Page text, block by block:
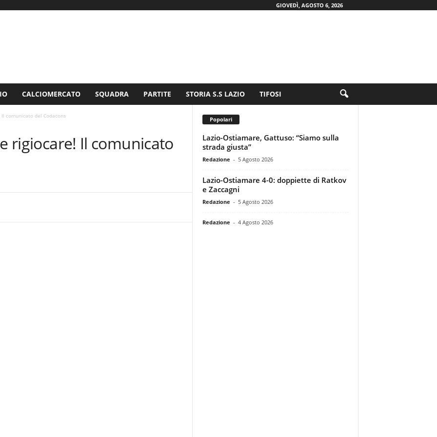
GIOVEDÌ, AGOSTO 6, 2026
CALCIOMERCATO SQUADRA PARTITE STORIA S.S LAZIO TIFOSI
comunicato del Codacons
rigiocare! Il comunicato
Popolari
Lazio-Ostiamare, Gattuso: “Siamo sulla
strada giusta”
Redazione - 5 Agosto 2026
Lazio-Ostiamare 4-0: doppiette di Ratkov
e Zaccagni
Redazione - 5 Agosto 2026
Redazione - 4 Agosto 2026